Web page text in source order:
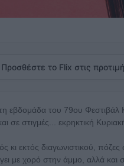
Προσθέστε το Flix στις
εβδομάδα του 79ου Φεστιβάλ
σε στιγμές... εκρηκτική
κι εκτός διαγωνιστικού,
με χορό στην άμμο, αλλά και